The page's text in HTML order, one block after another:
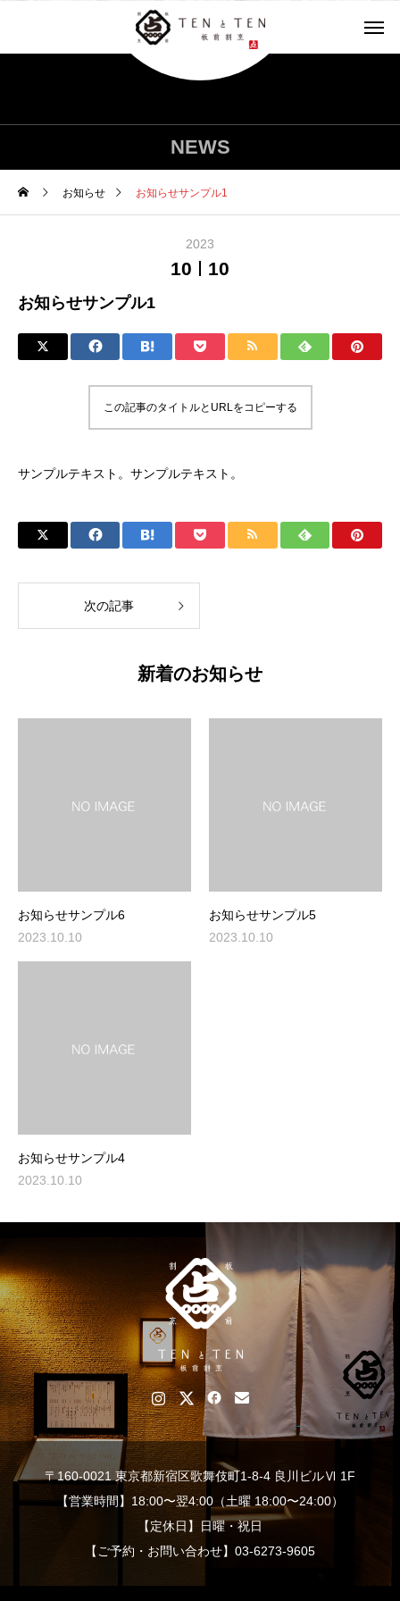
NEWS
お知らせ お知らせサンプル1
2023
10 10
お知らせサンプル1
この記事のタイトルとURLをコピーする
サンプルテキスト。サンプルテキスト。
次の記事
新着のお知らせ
お知らせサンプル6
2023.10.10
お知らせサンプル5
2023.10.10
お知らせサンプル4
2023.10.10
〒160-0021 東京都新宿区歌舞伎町1-8-4 良川ビルⅥ 1F
【営業時間】18:00〜翌4:00（土曜 18:00〜24:00）
【定休日】日曜・祝日
【ご予約・お問い合わせ】03-6273-9605